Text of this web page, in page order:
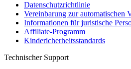
Datenschutzrichtlinie
Vereinbarung zur automatischen
Informationen für juristische
Affiliate-Programm
Kindericherheitsstandards
Technischer Support